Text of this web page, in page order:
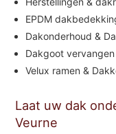
EPDM
Dakonderhoud &
Dakgoot
Velux ramen &
Laat uw dak
Veurne